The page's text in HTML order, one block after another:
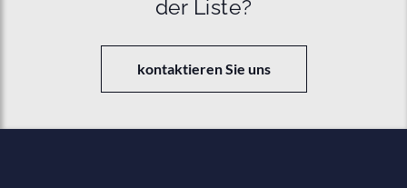
der Liste?
kontaktieren Sie uns